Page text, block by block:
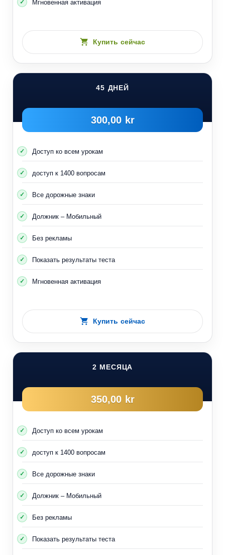
Купить сейчас
45 ДНЕЙ
300,00 kr
Доступ ко всем урокам
доступ к 1400 вопросам
Все дорожные знаки
Должник – Мобильный
Без рекламы
Показать результаты теста
Мгновенная активация
Купить сейчас
2 МЕСЯЦА
350,00 kr
Доступ ко всем урокам
доступ к 1400 вопросам
Все дорожные знаки
Должник – Мобильный
Без рекламы
Показать результаты теста